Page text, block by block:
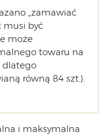
„zamawiać
musi być
może
towaru na
dlatego
równą 84 szt.).
i maksymalna